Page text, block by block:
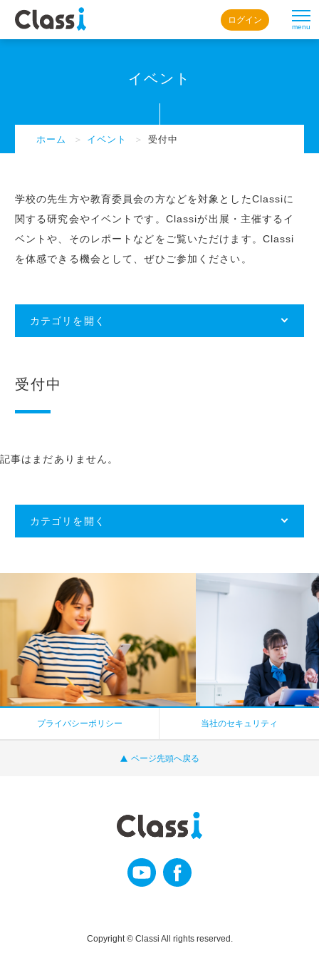
menu
ログイン
イベント
ホーム ＞ イベント ＞ 受付中
学校の先生方や教育委員会の方などを対象としたClassiに
関する研究会やイベントです。Classiが出展・主催するイ
ベントや、そのレポートなどをご覧いただけます。Classi
を体感できる機会として、ぜひご参加ください。
カテゴリを開く
受付中
記事はまだありません。
カテゴリを開く
ページ先頭へ戻る
Copyright © Classi All rights reserved.
プライバシーポリシー 当社のセキュリティ